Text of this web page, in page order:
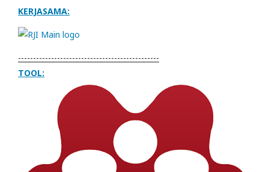
KERJASAMA:
-----------------------------------------------
TOOL: